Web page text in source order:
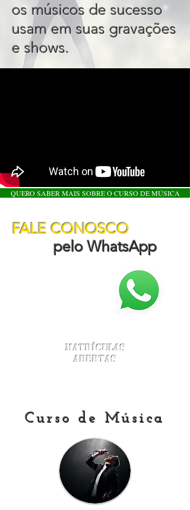
os músicos de sucesso
usam em suas gravações
e shows.
QUERO SABER MAIS SOBRE O CURSO DE MÚSICA
FALE CONOSCO
pelo WhatsApp
Matrículas
Abertas
Curso de Música